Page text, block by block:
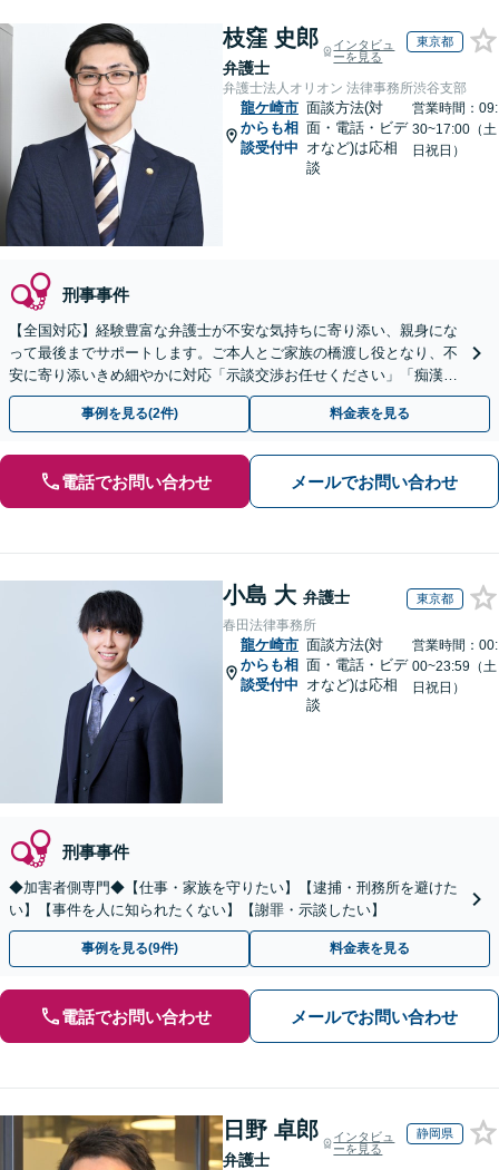
枝窪 史郎
弁護士
インタビュ
ーを見る
東京都
弁護士法人オリオン 法律事務所渋谷支部
龍ケ崎市
からも相
談受付中
面談方法(対
面・電話・ビデ
オなど)は応相
談
営業時間：09:
30~17:00（土
日祝日）
刑事事件
【全国対応】経験豊富な弁護士が不安な気持ちに寄り添い、親身にな
って最後までサポートします。ご本人とご家族の橋渡し役となり、不
安に寄り添いきめ細やかに対応「示談交渉お任せください」「痴漢／
盗撮／暴行・傷害／窃盗／薬物」【完全個室対応】
事例を見る(2件) 料金表を見る
電話でお問い合わせ メールでお問い合わせ
小島 大 弁護士 東京都
春田法律事務所
龍ケ崎市
からも相
談受付中
面談方法(対
面・電話・ビデ
オなど)は応相
談
営業時間：00:
00~23:59（土
日祝日）
刑事事件
◆加害者側専門◆【仕事・家族を守りたい】【逮捕・刑務所を避けた
い】【事件を人に知られたくない】【謝罪・示談したい】
事例を見る(9件) 料金表を見る
電話でお問い合わせ メールでお問い合わせ
日野 卓郎
弁護士
インタビュ
ーを見る
静岡県